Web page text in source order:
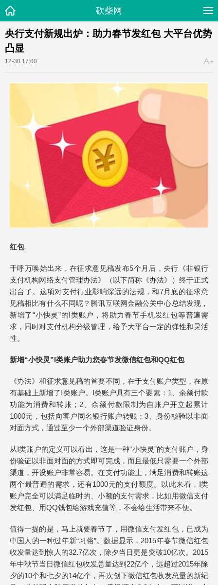
砍柴网
央行支付新规出炉：助力春节发红包 大平台优势
凸显
12-30 17:00
红包
千呼万唤始出来，在征求意见稿发布5个月后，央行《非银行
支付机构网络支付管理办法》（以下简称《办法》）终于正式
出台了。这项对支付行业影响深远的法规，和7月底的征求意
见稿相比有什么不同呢？腾讯互联网金融公关中心总结发现，
新增了“小快灵”的I类账户，将助力春节手机发红包等普遍需
求，同时对支付机构分级管理，给予大平台一定的弹性和灵活
性。
新增“小快灵”I类账户助力您春节发微信红包和QQ红包
《办法》和征求意见稿的首要不同，在于支付账户类型，在原
有基础上新增了Ⅰ类账户。I类账户具有三个要素：1、余额付款
功能为消费和转账；2、余额付款限制为自账户开立起累计
1000元，包括向客户同名银行账户转账；3、身份核验以非面
对面方式，通过至少一个外部渠道验证身份。
从Ⅰ类账户的定义可以看出，这是一种“小快灵”的支付账户，身
份验证以非面对面的方式即可完成，而且最低只需要一个外部
渠道，开设账户非常容易。在支付功能上，满足消费和转账这
两个最普遍的需求，还有1000元的支付额度。以此来看，Ⅰ类
账户完全可以满足临时的、小额的支付需求，比如用微信支付
发红包、用QQ钱包给游戏充值等，不会给生活带来不便。
值得一提的是，马上就要春节了，用微信支付发红包，已成为
中国人的一种过年新“习俗”。数据显示，2015年春节微信红包
收发量达到惊人的32.7亿次，除夕当日更是突破10亿次。2015
年中秋节当日微信红包收发总量达到22亿个，远超过2015年除
夕的10个和七夕的14亿个，再次创下微信红包收发总量的新纪